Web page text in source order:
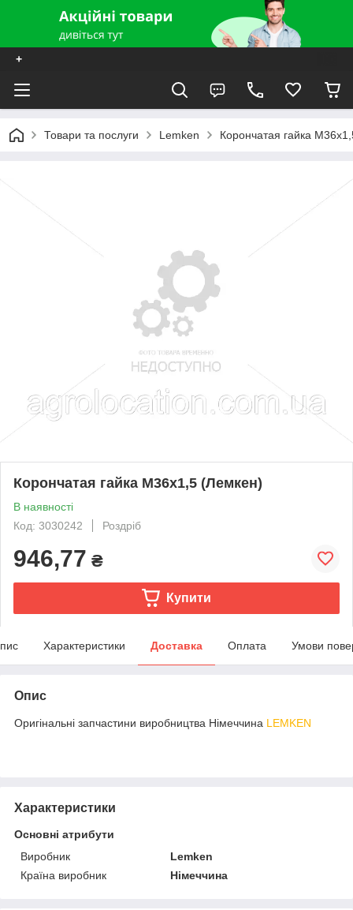
+
Товари та послуги Lemken Корончатая гайка
Корончатая гайка M36x1,5 (Лемкен)
В наявності
Код: 3030242
Роздріб
946,77 ₴
Купити
Характеристики Доставка Оплата Умови
Опис
Оригінальні запчастини виробництва Німеччина LEMKEN
Характеристики
Основні атрибути
Виробник
Lemken
Країна виробник
Німеччина